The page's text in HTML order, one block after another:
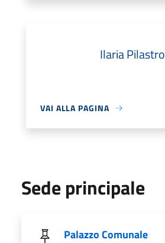
Ilaria Pilastro
VAI ALLA PAGINA
Sede principale
Palazzo Comunale